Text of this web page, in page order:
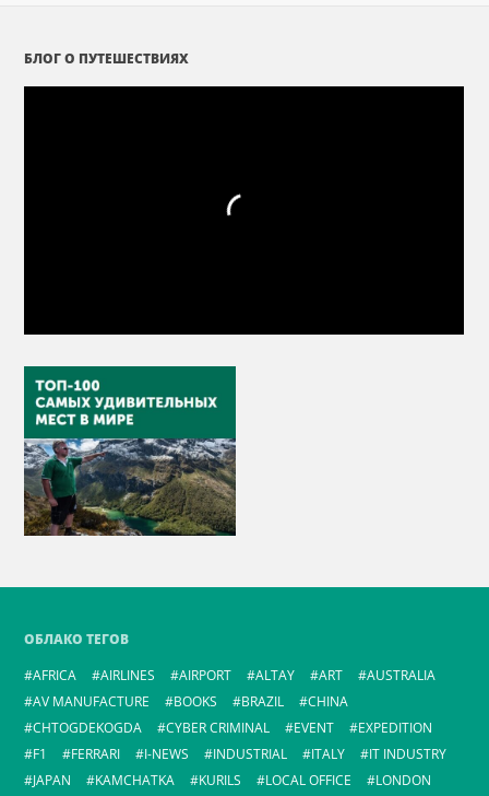
БЛОГ О ПУТЕШЕСТВИЯХ
ОБЛАКО ТЕГОВ
AFRICA
AIRLINES AIRPORT ALTAY ART
AUSTRALIA
AV MANUFACTURE
BOOKS BRAZIL
CHINA
CHTOGDEKOGDA
CYBER CRIMINAL EVENT
EXPEDITION
F1
FERRARI I-NEWS INDUSTRIAL ITALY
IT INDUSTRY
JAPAN
KAMCHATKA KURILS LOCAL OFFICE
LONDON